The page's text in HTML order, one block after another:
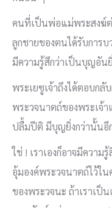
คนที่เป็นพ่อแม่พระสงฆ์
ลูกชายของตนได้รับการ
มีความรู้สึกว่าเป็นบุญอัน
พระเยซูเจ้าถึงได้ตอบก
พระวจนาตถ์ของพระเจ้
ปลื้มปีติ มีบุญยิ่งกว่านั้นอี
ใช่ ! เราเองก็อาจมีควา
อุ้มองค์พระวจนาตถ์ไว้ใน
ของพระวจนะ ถ้าเราเ